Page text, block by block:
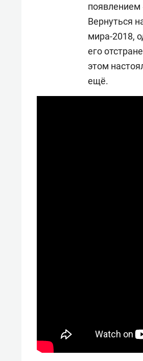
появлением
Вернуться
мира-2018,
его
этом
ещё.